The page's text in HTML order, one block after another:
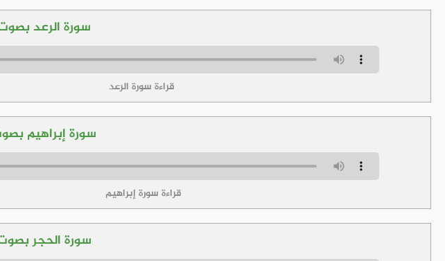
سورة الرعد
قراءة سورة الرعد
سورة إبراهيم
قراءة سورة إبراهيم
سورة الحجر